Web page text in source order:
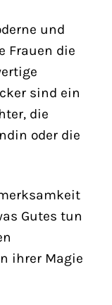
und
Frauen die
sind ein
die
oder die
Gutes tun
ihrer Magie